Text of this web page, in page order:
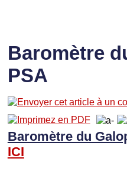
Baromètre
PSA
Baromètre du
ICI